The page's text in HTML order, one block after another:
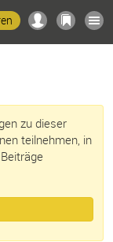
zu dieser
teilnehmen, in